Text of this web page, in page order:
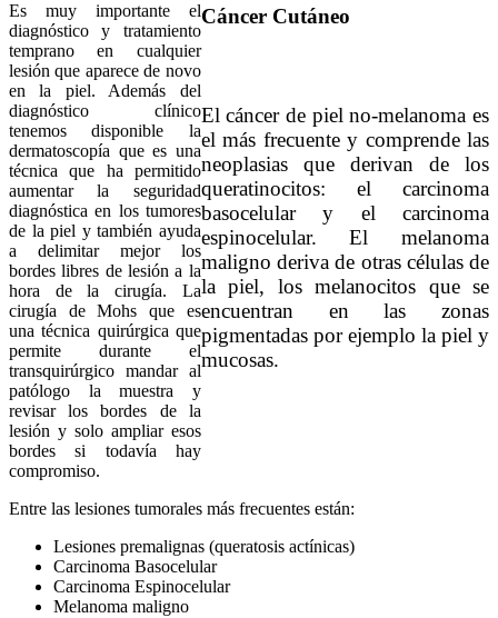
Cáncer Cutáneo
El cáncer de piel no-melanoma es
el más frecuente y comprende las
neoplasias que derivan de los
queratinocitos: el carcinoma
basocelular y el carcinoma
espinocelular. El melanoma
maligno deriva de otras células de
la piel, los melanocitos que se
encuentran en las zonas
pigmentadas por ejemplo la piel y
mucosas.
Es muy importante el
diagnóstico y tratamiento
temprano en cualquier
lesión que aparece de novo
en la piel. Además del
diagnóstico clínico
tenemos disponible la
dermatoscopía que es una
técnica que ha permitido
aumentar la seguridad
diagnóstica en los tumores
de la piel y también ayuda
a delimitar mejor los
bordes libres de lesión a la
hora de la cirugía. La
cirugía de Mohs que es
una técnica quirúrgica que
permite durante el
transquirúrgico mandar al
patólogo la muestra y
revisar los bordes de la
lesión y solo ampliar esos
bordes si todavía hay
compromiso.
Entre las lesiones tumorales más frecuentes están:
Lesiones premalignas (queratosis actínicas)
Carcinoma Basocelular
Carcinoma Espinocelular
Melanoma maligno